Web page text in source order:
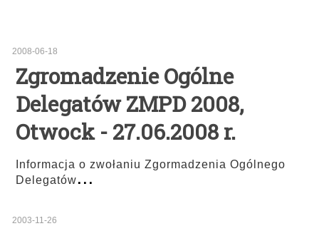
2008-06-18
Zgromadzenie Ogólne
Delegatów ZMPD 2008,
Otwock - 27.06.2008 r.
Informacja o zwołaniu Zgormadzenia Ogólnego
Delegatów...
2003-11-26